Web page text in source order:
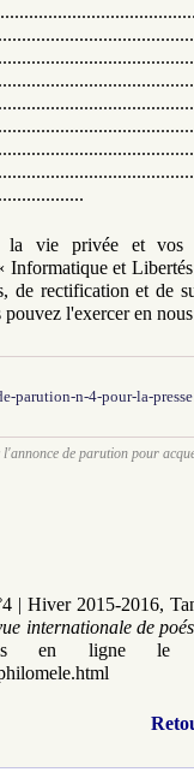
vie privée et vos
et
de rectification et de
l'exercer en
parution-n-4-pour-la-presse
de parution pour
| Hiver 2015-2016,
internationale de
en ligne le